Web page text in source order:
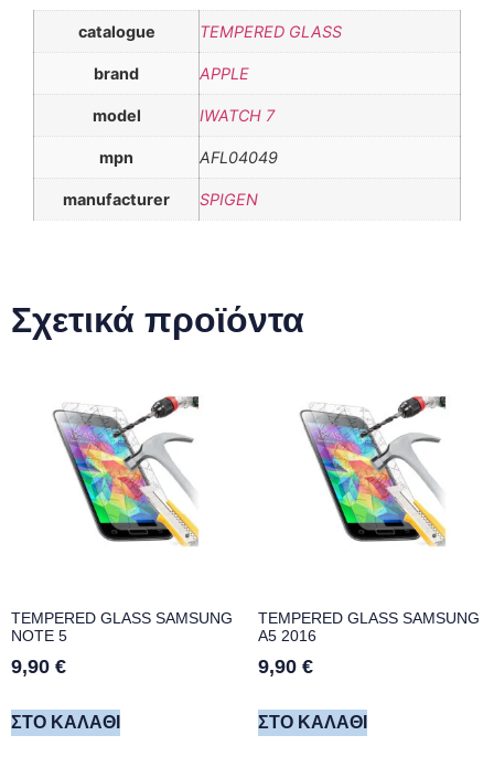
catalogue TEMPERED GLASS
brand APPLE
model IWATCH 7
mpn AFL04049
manufacturer SPIGEN
Σχετικά προϊόντα
TEMPERED GLASS SAMSUNG
NOTE 5
9,90 €
ΣΤΟ ΚΑΛΆΘΙ
TEMPERED GLASS SAMSUNG
A5 2016
9,90 €
ΣΤΟ ΚΑΛΆΘΙ